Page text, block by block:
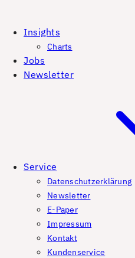
Insights
Charts
Jobs
Newsletter
Service
Datenschutzerklärung
Newsletter
E-Paper
Impressum
Kontakt
Kundenservice